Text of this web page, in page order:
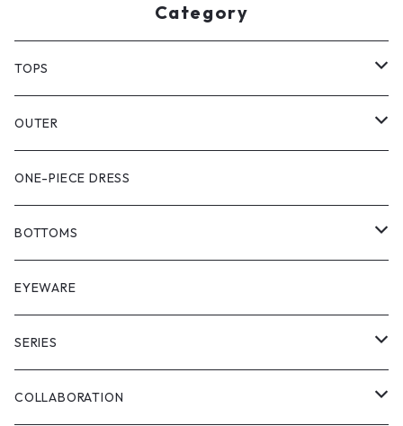
Category
TOPS
PULL OVER
SHIRT
VEST
OUTER
VEST
JACKET
COAT
PULL OVER
ONE-PIECE DRESS
BOTTOMS
SHORT LENGS
FULL LENGS
SKIRT
EYEWARE
SERIES
"matoi"
COLLABORATION